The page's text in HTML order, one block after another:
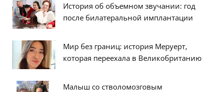
История об объемном звучании: год
после билатеральной имплантации
Мир без границ: история Меруерт,
которая переехала в Великобританию
Малыш со стволомозговым